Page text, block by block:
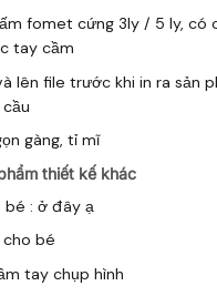
fomet cứng 3ly / 5 ly, có
tay cầm
lên file trước khi in ra sản
gàng, tỉ mĩ
thiết kế khác
bé : ở đây ạ
bé
tay chụp hình